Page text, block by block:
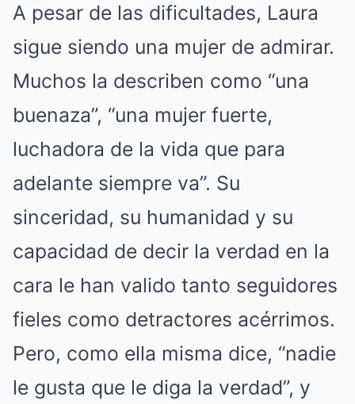
A pesar de las dificultades, Laura
sigue siendo una mujer de admirar.
Muchos la describen como “una
buenaza”, “una mujer fuerte,
luchadora de la vida que para
adelante siempre va”. Su
sinceridad, su humanidad y su
capacidad de decir la verdad en la
cara le han valido tanto seguidores
fieles como detractores acérrimos.
Pero, como ella misma dice, “nadie
le gusta que le diga la verdad”, y